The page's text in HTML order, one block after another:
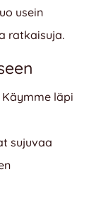
usein
ratkaisuja.
läpi
sujuvaa